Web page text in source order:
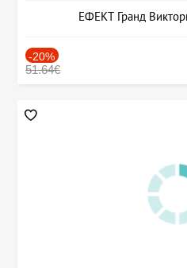
ЕФЕКТ Гранд
-20%
51.64€